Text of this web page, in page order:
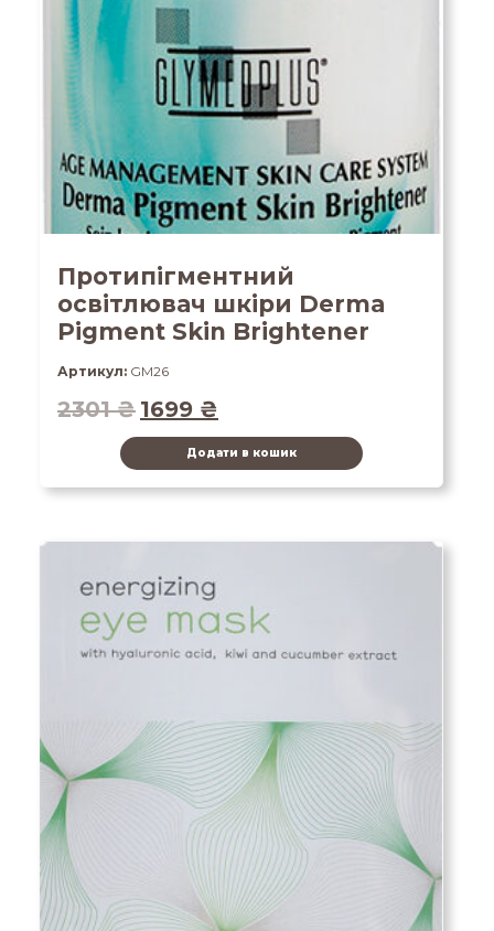
Протипігментний
освітлювач шкіри Derma
Pigment Skin Brightener
Артикул: GM26
2301₴ 1699 ₴
Додати в кошик